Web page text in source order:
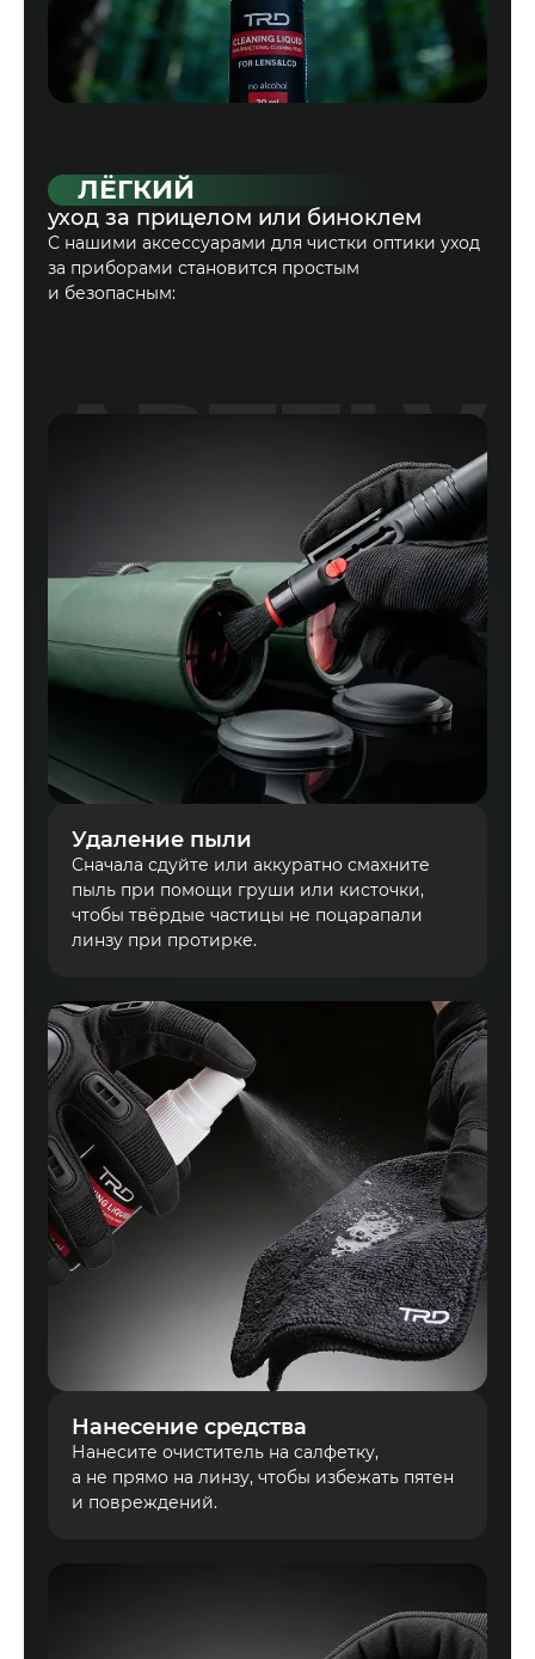
ЛЁГКИЙ
уход за прицелом или биноклем
С нашими аксессуарами для чистки оптики уход
за приборами становится простым
и безопасным:
Удаление пыли
Сначала сдуйте или аккуратно смахните
пыль при помощи груши или кисточки,
чтобы твёрдые частицы не поцарапали
линзу при протирке.
Нанесение средства
Нанесите очиститель на салфетку,
а не прямо на линзу, чтобы избежать пятен
и повреждений.